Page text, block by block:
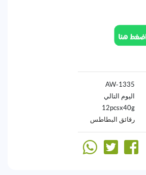
1335-AW
اليوم التالي
12pcsx40g
رقائق البطاطس